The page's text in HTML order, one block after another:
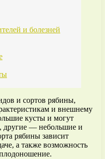
и болезней
и сортов рябины,
и внешнему
кусты и могут
другие — небольшие и
рябины зависит
а также возможность